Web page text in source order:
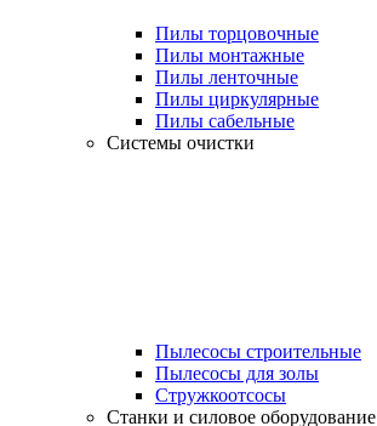
Пилы торцовочные
Пилы монтажные
Пилы ленточные
Пилы циркулярные
Пилы сабельные
Системы очистки
Пылесосы строительные
Пылесосы для золы
Стружкоотсосы
Станки и силовое оборудование